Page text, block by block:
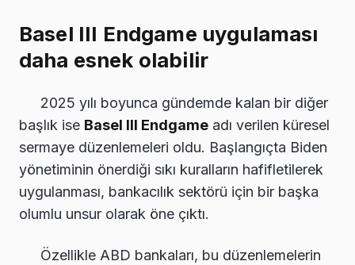
Basel III Endgame uygulaması
daha esnek olabilir
2025 yılı boyunca gündemde kalan bir diğer
başlık ise Basel III Endgame adı verilen küresel
sermaye düzenlemeleri oldu. Başlangıçta Biden
yönetiminin önerdiği sıkı kuralların hafifletilerek
uygulanması, bankacılık sektörü için bir başka
olumlu unsur olarak öne çıktı.
Özellikle ABD bankaları, bu düzenlemelerin